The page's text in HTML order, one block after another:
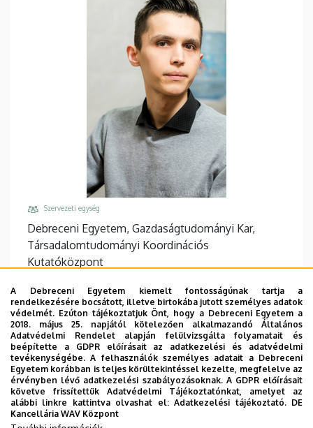
Szervezeti egység
Debreceni Egyetem, Gazdaságtudományi Kar,
Társadalomtudományi Koordinációs
Kutatóközpont
+36 52 508 444 / 88357
Email
czine.peter@econ.unideb.hu
Cím
4032 Debrecen Böszörményi út 138
Épület, emelet, ajtó
"D" épület GTK, 1. emelet, I/101
A Debreceni Egyetem kiemelt fontosságúnak tartja a
rendelkezésére bocsátott, illetve birtokába jutott személyes adatok
védelmét. Ezúton tájékoztatjuk Önt, hogy a Debreceni Egyetem a
2018. május 25. napjától kötelezően alkalmazandó Általános
Adatvédelmi Rendelet alapján felülvizsgálta folyamatait és
beépítette a GDPR előírásait az adatkezelési és adatvédelmi
tevékenységébe. A felhasználók személyes adatait a Debreceni
Egyetem korábban is teljes körültekintéssel kezelte, megfelelve az
érvényben lévő adatkezelési szabályozásoknak. A GDPR előírásait
követve frissítettük Adatvédelmi Tájékoztatónkat, amelyet az
alábbi linkre kattintva olvashat el:Adatkezelési tájékoztató. DE
Kancellária WAV Központ